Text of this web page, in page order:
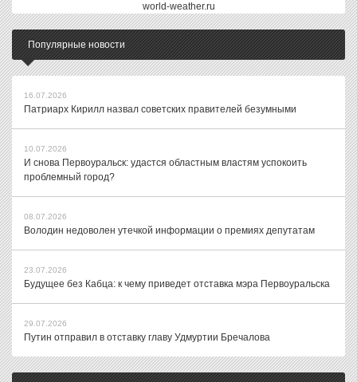
world-weather.ru
Популярные новости
16.07.2026
Патриарх Кирилл назвал советских правителей безумными
10.07.2026
И снова Первоуральск: удастся областным властям успокоить
проблемный город?
08.07.2026
Володин недоволен утечкой информации о премиях депутатам
23.07.2026
Будущее без Кабца: к чему приведет отставка мэра Первоуральска
29.07.2026
Путин отправил в отставку главу Удмуртии Бречалова